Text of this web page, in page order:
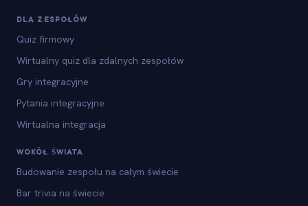
DLA ZESPOŁÓW
Quiz firmowy
Wirtualny quiz dla zdalnych zespołów
Gry integracyjne
Pytania integracyjne
Wirtualna integracja
WOKÓŁ ŚWIATA
Budowanie zespołu na całym świecie
Bar trivia na świecie